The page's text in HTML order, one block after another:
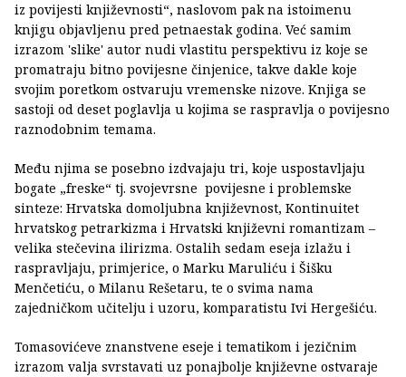
iz povijesti književnosti“, naslovom pak na istoimenu
knjigu objavljenu pred petnaestak godina. Već samim
izrazom 'slike' autor nudi vlastitu perspektivu iz koje se
promatraju bitno povijesne činjenice, takve dakle koje
svojim poretkom ostvaruju vremenske nizove. Knjiga se
sastoji od deset poglavlja u kojima se raspravlja o povijesno
raznodobnim temama.
Među njima se posebno izdvajaju tri, koje uspostavljaju
bogate „freske“ tj. svojevrsne povijesne i problemske
sinteze: Hrvatska domoljubna književnost, Kontinuitet
hrvatskog petrarkizma i Hrvatski književni romantizam –
velika stečevina ilirizma. Ostalih sedam eseja izlažu i
raspravljaju, primjerice, o Marku Maruliću i Šišku
Menčetiću, o Milanu Rešetaru, te o svima nama
zajedničkom učitelju i uzoru, komparatistu Ivi Hergešiću.
Tomasovićeve znanstvene eseje i tematikom i jezičnim
izrazom valja svrstavati uz ponajbolje književne ostvaraje